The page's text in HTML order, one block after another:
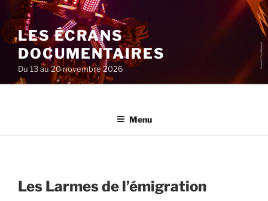
au
contenu
principal
LES ÉCRANS
DOCUMENTAIRES
Du 13 au 20 novembre 2026
Menu
Les Larmes de l’émigration